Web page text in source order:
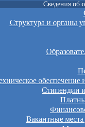
Сведения об
Структура и органы
обеспечение
Стипендии
Вакантные